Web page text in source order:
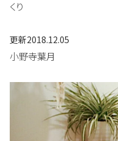
くり
更新2018.12.05
小野寺葉月